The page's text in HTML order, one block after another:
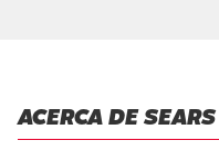
ACERCA DE SEARS